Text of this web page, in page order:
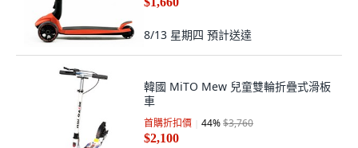
8/13 星期四 預計送達
韓國 MiTO Mew 兒童雙輪折疊式滑板
車
首購折扣價 44%$3,760
$2,100